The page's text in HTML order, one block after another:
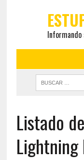
Informando
Listado